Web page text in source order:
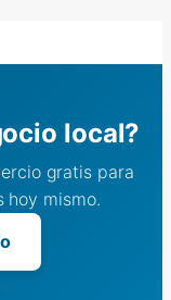
local?
gratis para
hoy mismo.